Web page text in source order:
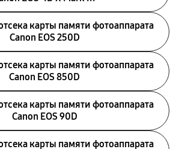
карты памяти фотоаппарата
Canon EOS 250D
карты памяти фотоаппарата
Canon EOS 850D
карты памяти фотоаппарата
Canon EOS 90D
карты памяти фотоаппарата